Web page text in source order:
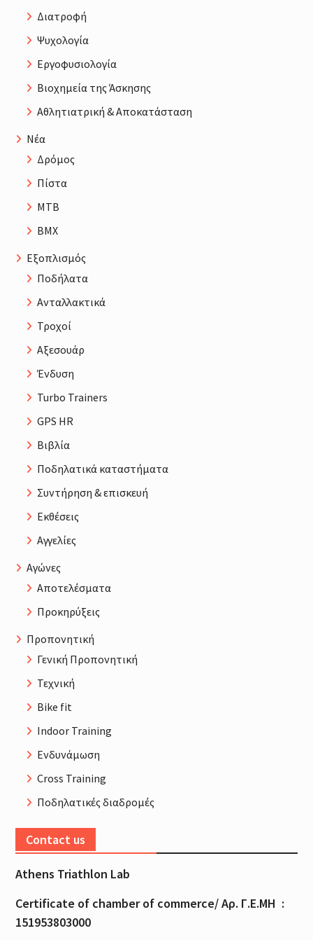
Διατροφή
Ψυχολογία
Εργοφυσιολογία
Βιοχημεία της Άσκησης
Αθλητιατρική & Αποκατάσταση
Νέα
Δρόμος
Πίστα
MTB
BMX
Εξοπλισμός
Ποδήλατα
Ανταλλακτικά
Τροχοί
Αξεσουάρ
Ένδυση
Turbo Trainers
GPS HR
Βιβλία
Ποδηλατικά καταστήματα
Συντήρηση & επισκευή
Εκθέσεις
Αγγελίες
Αγώνες
Αποτελέσματα
Προκηρύξεις
Προπονητική
Γενική Προπονητική
Τεχνική
Bike fit
Indoor Training
Ενδυνάμωση
Cross Training
Ποδηλατικές διαδρομές
Contact us
Athens Triathlon Lab
Certificate of chamberof commerce/Αρ. Γ.Ε.ΜΗ :
151953803000